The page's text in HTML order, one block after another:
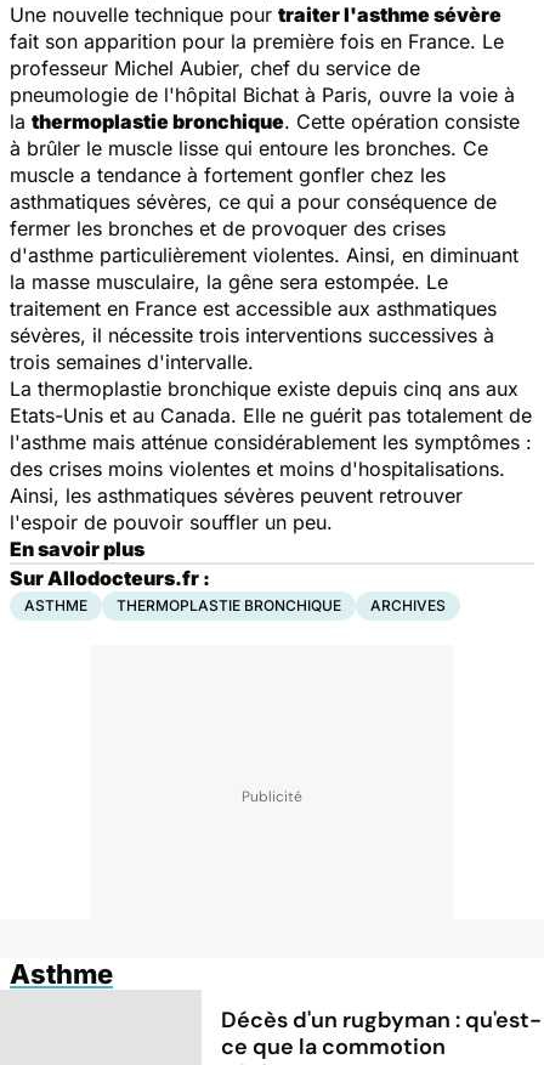
Une nouvelle technique pour traiter l'asthme sévère
fait son apparition pour la première fois en France. Le
professeur Michel Aubier, chef du service de
pneumologie de l'hôpital Bichat à Paris, ouvre la voie à
la thermoplastie bronchique. Cette opération consiste
à brûler le muscle lisse qui entoure les bronches. Ce
muscle a tendance à fortement gonfler chez les
asthmatiques sévères, ce qui a pour conséquence de
fermer les bronches et de provoquer des crises
d'asthme particulièrement violentes. Ainsi, en diminuant
la masse musculaire, la gêne sera estompée. Le
traitement en France est accessible aux asthmatiques
sévères, il nécessite trois interventions successives à
trois semaines d'intervalle.
La thermoplastie bronchique existe depuis cinq ans aux
Etats-Unis et au Canada. Elle ne guérit pas totalement de
l'asthme mais atténue considérablement les symptômes :
des crises moins violentes et moins d'hospitalisations.
Ainsi, les asthmatiques sévères peuvent retrouver
l'espoir de pouvoir souffler un peu.
En savoir plus
Sur Allodocteurs.fr :
ASTHME THERMOPLASTIE BRONCHIQUE ARCHIVES
Asthme
Décès d'un rugbyman : qu'est-
ce que la commotion